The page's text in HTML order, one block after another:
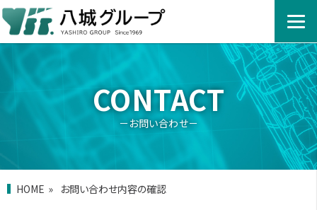
CONTACT
－お問い合わせ－
HOME お問い合わせ内容の確認